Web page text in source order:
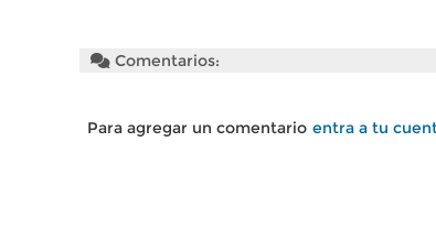
Comentarios:
Para agregar un comentario entra a tu